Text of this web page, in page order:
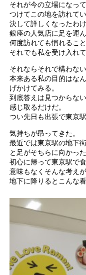
それが今の立場になっ
つけてこの地を訪れてい
決して詳しくなったわけ
銀座の人気店に足を運
何度訪れても慣れるこ
それでも私を受け入れ
それならそれで構わない
本来ある私の目的はな
げかけてみる。
到底答えは見つからな
感じ取るだけだ。
つい先日も出張で東京駅
気持ちが昂ってきた。
最近では東京駅の地下
と足がそちらに向かった
初心に帰って東京駅で
意味もなくそんな考え
地下に降りるとこんな